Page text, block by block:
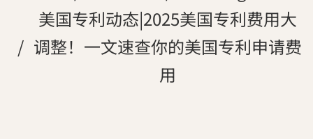
美国专利动态|2025美国专利费用大
调整！一文速查你的美国专利申请费
用